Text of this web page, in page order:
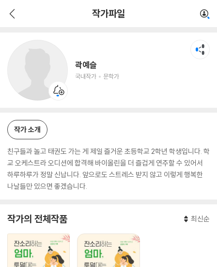
작가파일
곽예슬
국내작가 문학가
작가 소개
친구들과 놀고 태권도 가는 게 제일 즐거운 초등학교 2학년 학생입니다. 학
교 오케스트라 오디션에 합격해 바이올린을 더 즐겁게 연주할 수 있어서
하루하루가 정말 신납니다. 앞으로도 스트레스 받지 않고 이렇게 행복한
나날들만 있으면 좋겠습니다.
작가의 전체작품 최신순